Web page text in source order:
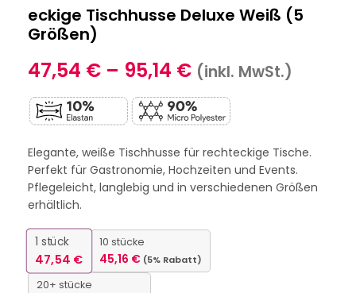
eckige Tischhusse Deluxe Weiß (5
Größen)
47,54 € – 95,14 € (inkl. MwSt.)
Elegante, weiße Tischhusse für rechteckige Tische.
Perfekt für Gastronomie, Hochzeiten und Events.
Pflegeleicht, langlebig und in verschiedenen Größen
erhältlich.
1 stück
47,54 €
10 stücke
45,16 € (5% Rabatt)
20+ stücke